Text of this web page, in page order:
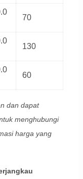
70
130
60
dan dapat
menghubungi
harga yang